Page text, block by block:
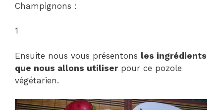
Champignons :
1
Ensuite nous vous présentons les ingrédients
que nous allons utiliserpour ce pozole
végétarien.